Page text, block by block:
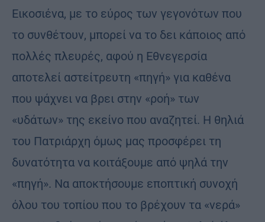
Εικοσιένα, με το εύρος των γεγονότων που
το συνθέτουν, μπορεί να το δει κάποιος από
πολλές πλευρές, αφού η Εθνεγερσία
αποτελεί αστείτρευτη «πηγή» για καθένα
που ψάχνει να βρει στην «ροή» των
«υδάτων» της εκείνο που αναζητεί. Η θηλιά
του Πατριάρχη όμως μας προσφέρει τη
δυνατότητα να κοιτάξουμε από ψηλά την
«πηγή». Να αποκτήσουμε εποπτική συνοχή
όλου του τοπίου που το βρέχουν τα «νερά»